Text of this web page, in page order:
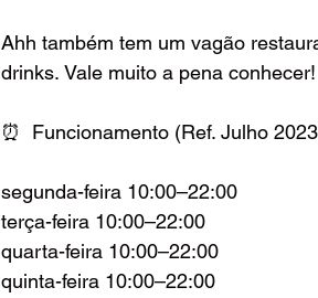
Ahh também tem um vagão
drinks. Vale muito a pena conhecer!
⏰  Funcionamento (Ref. Julho
segunda-feira 10:00–22:00
terça-feira 10:00–22:00
quarta-feira 10:00–22:00
quinta-feira 10:00–22:00